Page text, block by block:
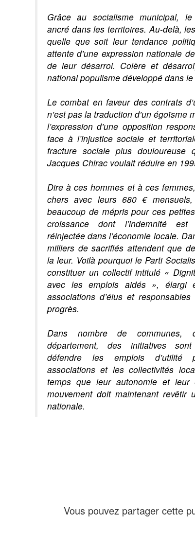
Grâce au socialisme municipal,
ancré dans les territoires. Au-delà,
quelle que soit leur tendance
attente d’une expression nationale
de leur désarroi. Colère et
national populisme développé dans le
Le combat en faveur des contrats
n’est pas la traduction d’un égoïsme
l’expression d’une opposition
face à l’injustice sociale et
fracture sociale plus douloureuse
Jacques Chirac voulait réduire en
Dire à ces hommes et à ces
chers avec leurs 680 € mensuels,
beaucoup de mépris pour ces
croissance dont l’indemnité est
réinjectée dans l’économie locale.
milliers de sacrifiés attendent que
la leur. Voilà pourquoi le Parti
constituer un collectif intitulé «
avec les emplois aidés », élargi
associations d’élus et
progrès.
Dans nombre de communes,
département, des initiatives
défendre les emplois d’utilité
associations et les collectivités
temps que leur autonomie et leur
mouvement doit maintenant revêtir
nationale.
Vous pouvez partager cette